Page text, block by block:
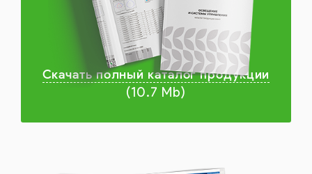
Скачать полный каталог продукции
(10.7 Mb)